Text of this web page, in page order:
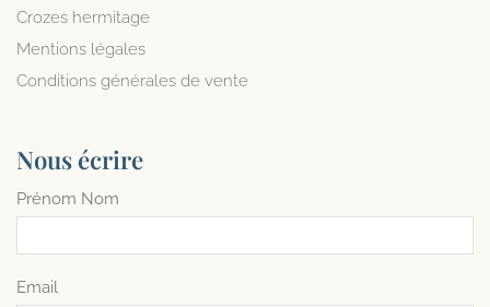
Crozes hermitage
Mentions légales
Conditions générales de vente
Nous écrire
Prénom Nom
Email